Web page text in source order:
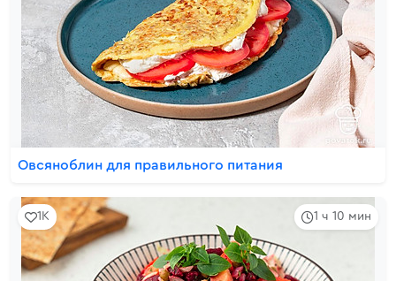
Овсяноблин для правильного питания
1 ч 10 мин
1K